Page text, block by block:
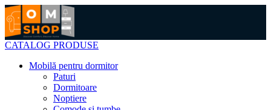
CATALOG PRODUSE
Mobilă pentru dormitor
Paturi
Dormitoare
Noptiere